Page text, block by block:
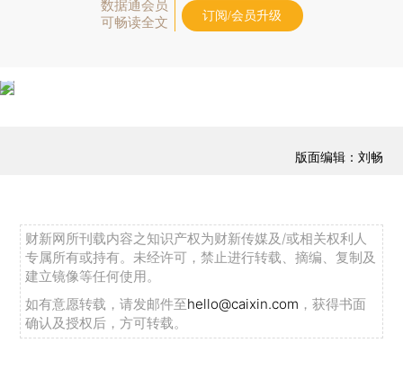
数据通会员
可畅读全文
订阅/会员升级
版面编辑：刘畅
财新网所刊载内容之知识产权为财新传媒及/或相关权利人
专属所有或持有。未经许可，禁止进行转载、摘编、复制及
建立镜像等任何使用。
如有意愿转载，请发邮件至hello@caixin.com ，获得书面
确认及授权后，方可转载。